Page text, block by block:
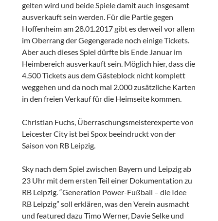
gelten wird und beide Spiele damit auch insgesamt
ausverkauft sein werden. Für die Partie gegen
Hoffenheim am 28.01.2017 gibt es derweil vor allem
im Oberrang der Gegengerade noch einige Tickets.
Aber auch dieses Spiel dürfte bis Ende Januar im
Heimbereich ausverkauft sein. Möglich hier, dass die
4.500 Tickets aus dem Gästeblock nicht komplett
weggehen und da noch mal 2.000 zusätzliche Karten
in den freien Verkauf für die Heimseite kommen.
Christian Fuchs, Überraschungsmeisterexperte von
Leicester City ist bei Spox beeindruckt von der
Saison von RB Leipzig.
Sky nach dem Spiel zwischen Bayern und Leipzig ab
23 Uhr mit dem ersten Teil einer Dokumentation zu
RB Leipzig. “Generation Power-Fußball – die Idee
RB Leipzig” soll erklären, was den Verein ausmacht
und featured dazu Timo Werner, Davie Selke und